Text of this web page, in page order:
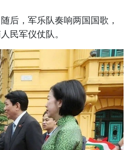
后，军乐队奏响两国国歌，
民军仪仗队。